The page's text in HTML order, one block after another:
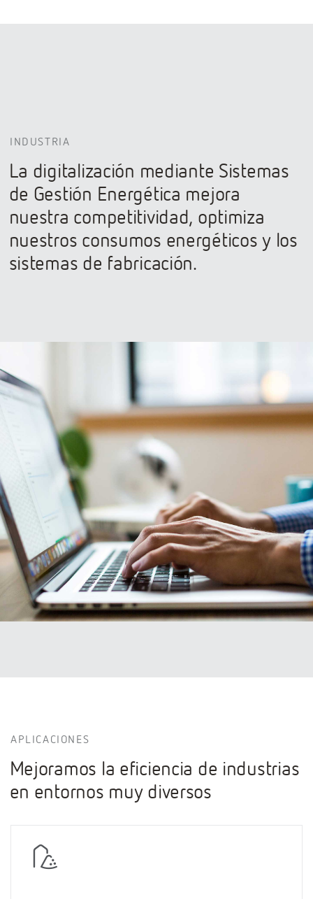
INDUSTRIA
La digitalización mediante Sistemas
de Gestión Energética mejora
nuestra competitividad, optimiza
nuestros consumos energéticos y los
sistemas de fabricación.
APLICACIONES
Mejoramos la eficiencia de industrias
en entornos muy diversos